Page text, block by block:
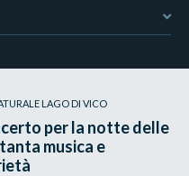
LAGO DI VICO
per la notte delle
musica e